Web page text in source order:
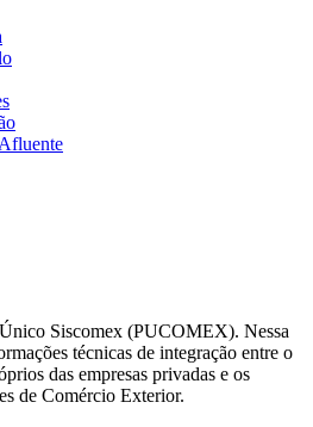
Siscomex (PUCOMEX). Nessa
técnicas de integração entre o
das empresas privadas e os
de Comércio Exterior.